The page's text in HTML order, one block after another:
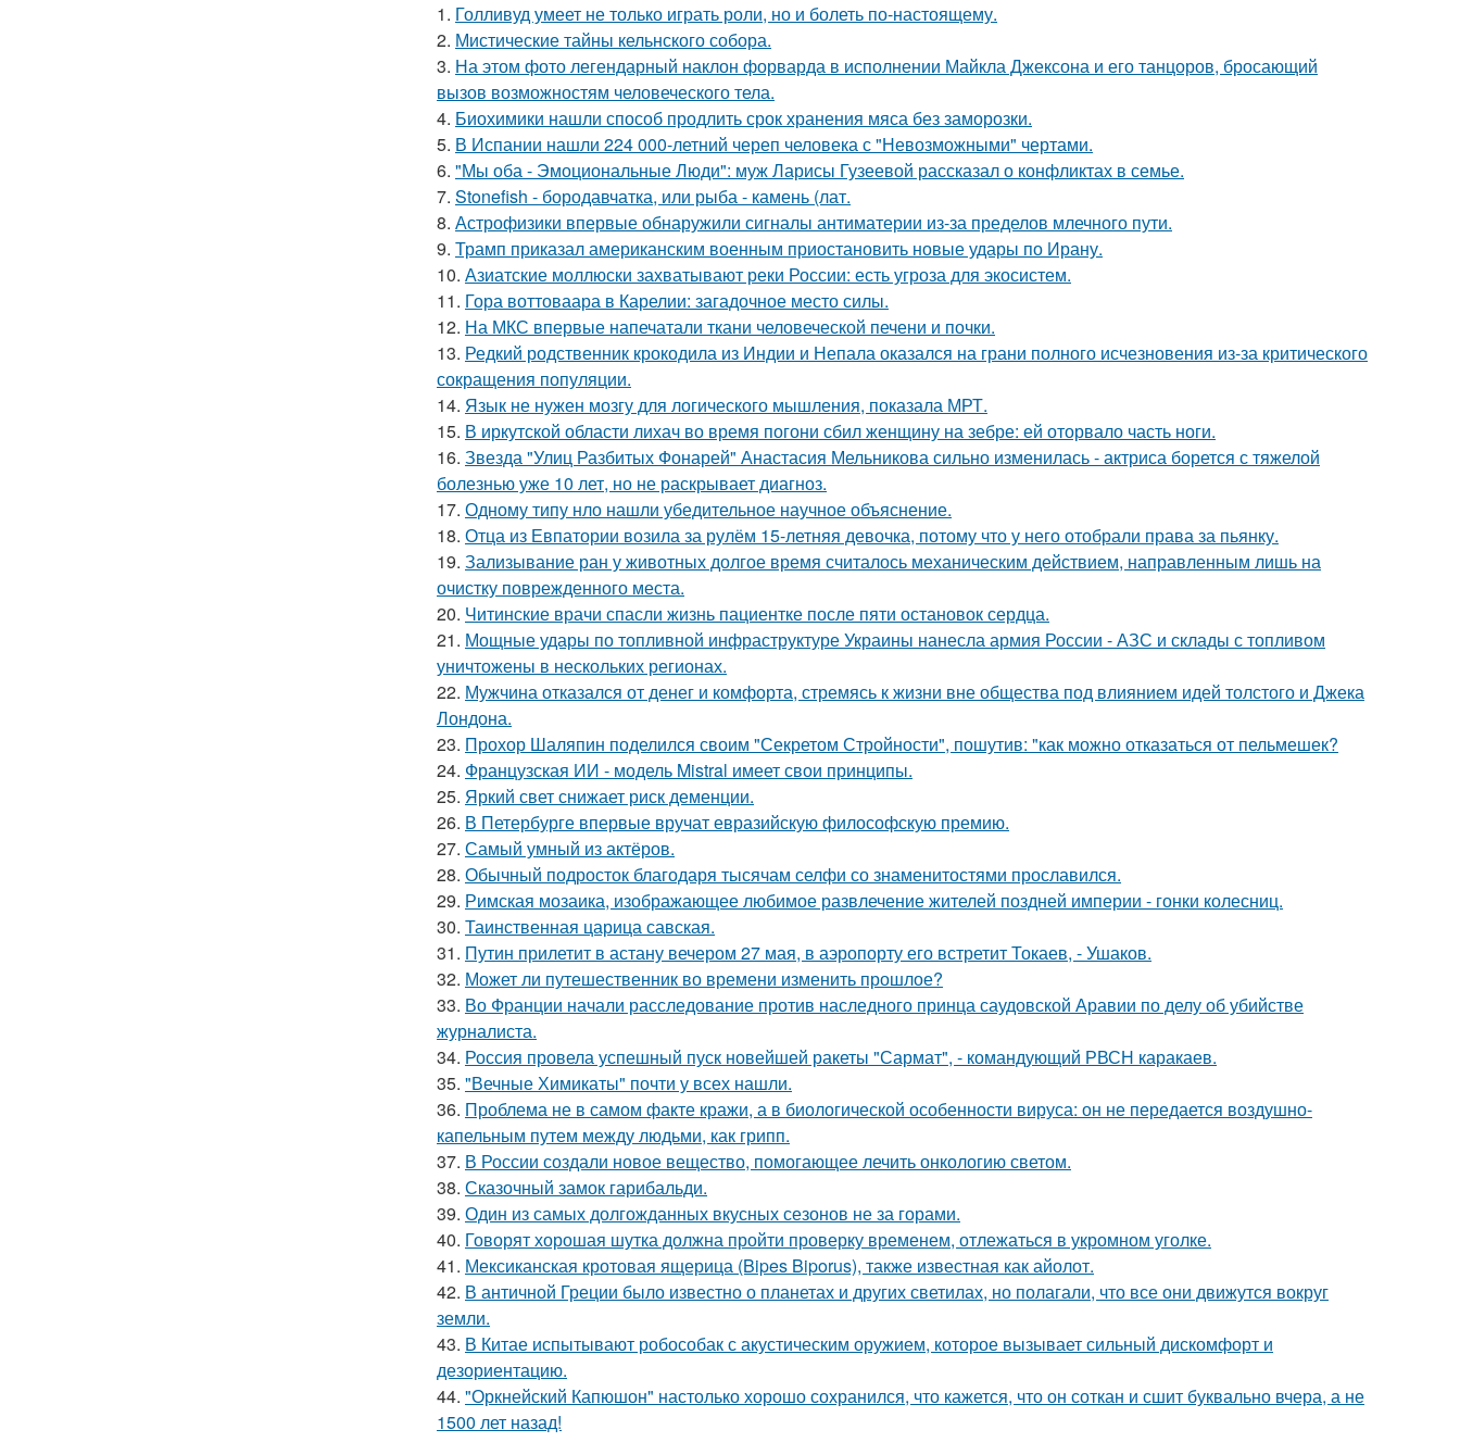
1. Голливуд умеет не только играть роли, но и болеть по-настоящему.
2. Мистические тайны кельнского собора.
3. На этом фото легендарный наклон форварда в исполнении Майкла Джексона и его танцоров, бросающий
вызов возможностям человеческого тела.
4. Биохимики нашли способ продлить срок хранения мяса без заморозки.
5. В Испании нашли 224 000-летний череп человека с "Невозможными" чертами.
6. "Мы оба - Эмоциональные Люди": муж Ларисы Гузеевой рассказал о конфликтах в семье.
7. Stonefish - бородавчатка, или рыба - камень (лат.
8. Астрофизики впервые обнаружили сигналы антиматерии из-за пределов млечного пути.
9. Трамп приказал американским военным приостановить новые удары по Ирану.
10. Азиатские моллюски захватывают реки России: есть угроза для экосистем.
11. Гора воттоваара в Карелии: загадочное место силы.
12. На МКС впервые напечатали ткани человеческой печени и почки.
13. Редкий родственник крокодила из Индии и Непала оказался на грани полного исчезновения из-за критического
сокращения популяции.
14. Язык не нужен мозгу для логического мышления, показала МРТ.
15. В иркутской области лихач во время погони сбил женщину на зебре: ей оторвало часть ноги.
16. Звезда "Улиц Разбитых Фонарей" Анастасия Мельникова сильно изменилась - актриса борется с тяжелой
болезнью уже 10 лет, но не раскрывает диагноз.
17. Одному типу нло нашли убедительное научное объяснение.
18. Отца из Евпатории возила за рулём 15-летняя девочка, потому что у него отобрали права за пьянку.
19. Зализывание ран у животных долгое время считалось механическим действием, направленным лишь на
очистку поврежденного места.
20. Читинские врачи спасли жизнь пациентке после пяти остановок сердца.
21. Мощные удары по топливной инфраструктуре Украины нанесла армия России - АЗС и склады с топливом
уничтожены в нескольких регионах.
22. Мужчина отказался от денег и комфорта, стремясь к жизни вне общества под влиянием идей толстого и Джека
Лондона.
23. Прохор Шаляпин поделился своим "Секретом Стройности", пошутив: "как можно отказаться от пельмешек?
24. Французская ИИ - модель Mistral имеет свои принципы.
25. Яркий свет снижает риск деменции.
26. В Петербурге впервые вручат евразийскую философскую премию.
27. Самый умный из актёров.
28. Обычный подросток благодаря тысячам селфи со знаменитостями прославился.
29. Римская мозаика, изображающее любимое развлечение жителей поздней империи - гонки колесниц.
30. Таинственная царица савская.
31. Путин прилетит в астану вечером 27 мая, в аэропорту его встретит Токаев, - Ушаков.
32. Может ли путешественник во времени изменить прошлое?
33. Во Франции начали расследование против наследного принца саудовской Аравии по делу об убийстве
журналиста.
34. Россия провела успешный пуск новейшей ракеты "Сармат", - командующий РВСН каракаев.
35. "Вечные Химикаты" почти у всех нашли.
36. Проблема не в самом факте кражи, а в биологической особенности вируса: он не передается воздушно-
капельным путем между людьми, как грипп.
37. В России создали новое вещество, помогающее лечить онкологию светом.
38. Сказочный замок гарибальди.
39. Один из самых долгожданных вкусных сезонов не за горами.
40. Говорят хорошая шутка должна пройти проверку временем, отлежаться в укромном уголке.
41. Мексиканская кротовая ящерица (Bipes Biporus), также известная как айолот.
42. В античной Греции было известно о планетах и других светилах, но полагали, что все они движутся вокруг
земли.
43. В Китае испытывают робособак с акустическим оружием, которое вызывает сильный дискомфорт и
дезориентацию.
44. "Оркнейский Капюшон" настолько хорошо сохранился, что кажется, что он соткан и сшит буквально вчера, а не
1500 лет назад!